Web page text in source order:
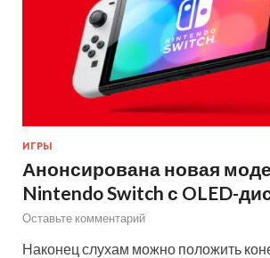
ИГРЫ
Анонсирована новая
Nintendo Switch с OLED-
Оставьте комментарий
Наконец слухам можно положить